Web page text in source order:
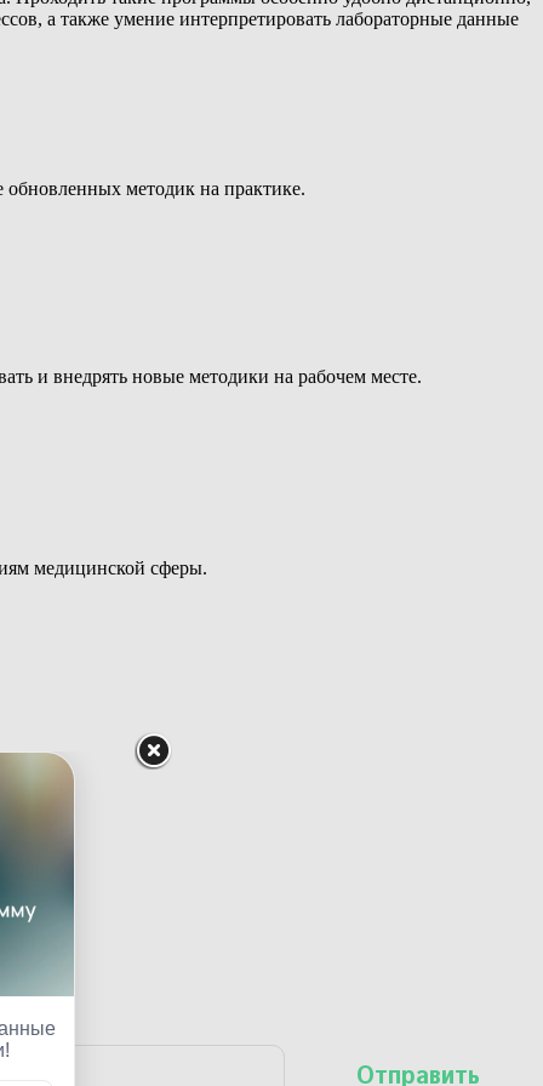
а также умение интерпретировать лабораторные данные
методик на практике.
и внедрять новые методики на рабочем месте.
медицинской сферы.